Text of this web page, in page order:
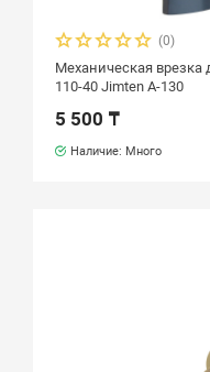
(0)
Механическая врезка
110-40 Jimten A-130
5 500 ₸
Наличие: Много